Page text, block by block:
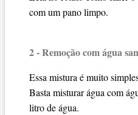
com um pano limpo.
2 - Remoção com água
Essa mistura é muito
Basta misturar água com
litro de água.